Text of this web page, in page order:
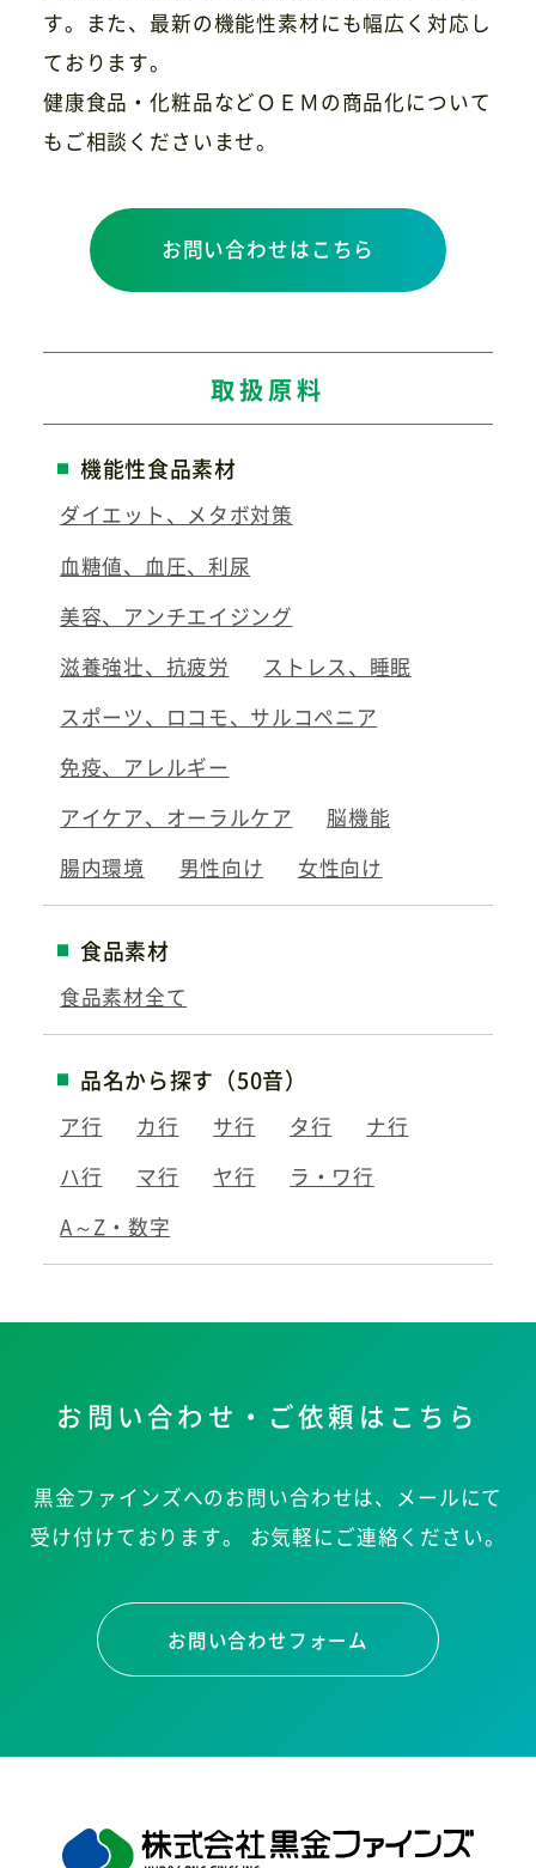
す。また、最新の機能性素材にも幅広く対応し
ております。
健康食品・化粧品などＯＥＭの商品化について
もご相談くださいませ。
お問い合わせはこちら
取扱原料
機能性食品素材
ダイエット、メタボ対策
血糖値、血圧、利尿
美容、アンチエイジング
滋養強壮、抗疲労
ストレス、睡眠
スポーツ、ロコモ、サルコペニア
免疫、アレルギー
アイケア、オーラルケア
脳機能
腸内環境
男性向け 女性向け
食品素材
食品素材全て
品名から探す（50音）
ア行 カ行 サ行 タ行
ナ行
ハ行
マ行 ヤ行
ラ・ワ行
A～Z・数字
お問い合わせ・ご依頼はこちら
黒金ファインズへのお問い合わせは、メールにて
受け付けております。
お気軽にご連絡ください。
お問い合わせフォーム